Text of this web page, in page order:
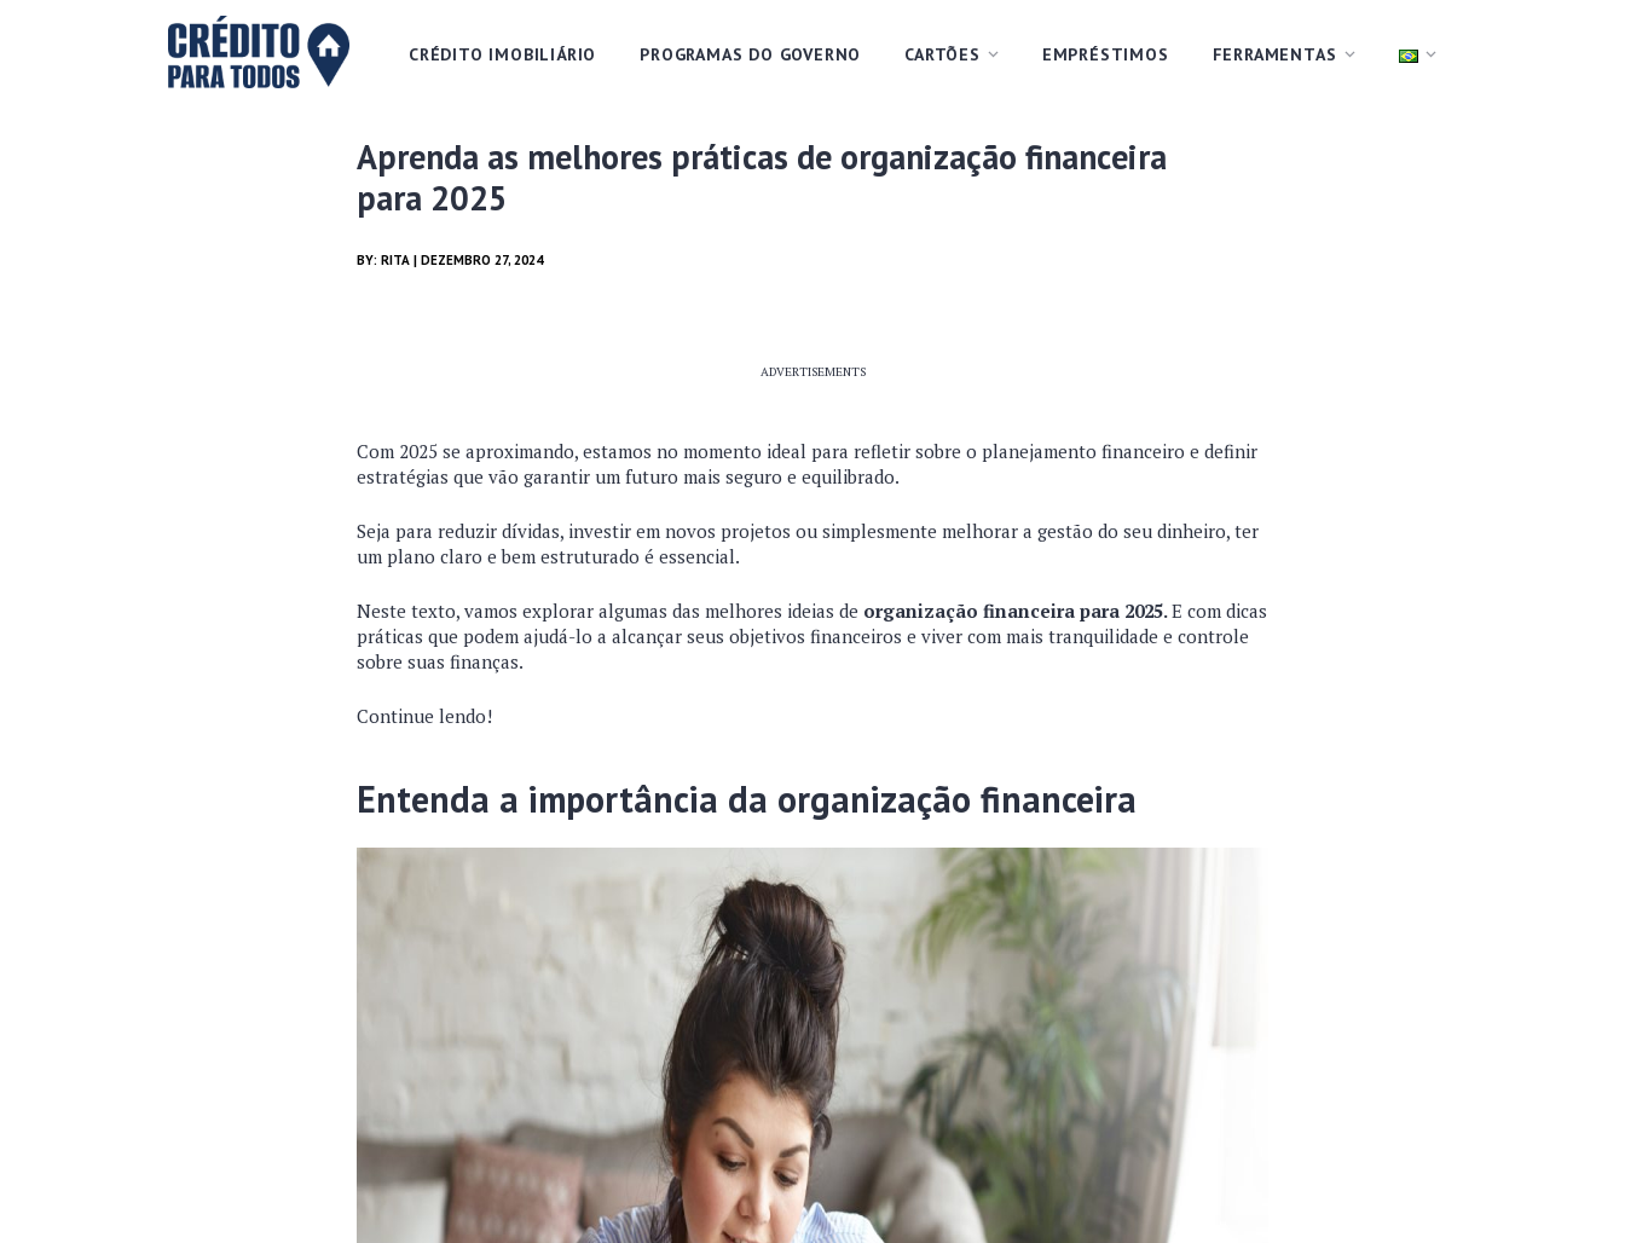
CRÉDITO IMOBILIÁRIO PROGRAMAS DO GOVERNO CARTÕES EMPRÉSTIMOS FERRAMENTAS
Aprenda as melhores práticas de organização financeira
para 2025
BY: RITA | DEZEMBRO 27, 2024
ADVERTISEMENTS
Com 2025 se aproximando, estamos no momento ideal para refletir sobre o planejamento financeiro e definir
estratégias que vão garantir um futuro mais seguro e equilibrado.
Seja para reduzir dívidas, investir em novos projetos ou simplesmente melhorar a gestão do seu dinheiro, ter
um plano claro e bem estruturado é essencial.
Neste texto, vamos explorar algumas das melhores ideias de organização financeira para 2025.E com dicas
práticas que podem ajudá-lo a alcançar seus objetivos financeiros e viver com mais tranquilidade e controle
sobre suas finanças.
Continue lendo!
Entenda a importância da organização financeira